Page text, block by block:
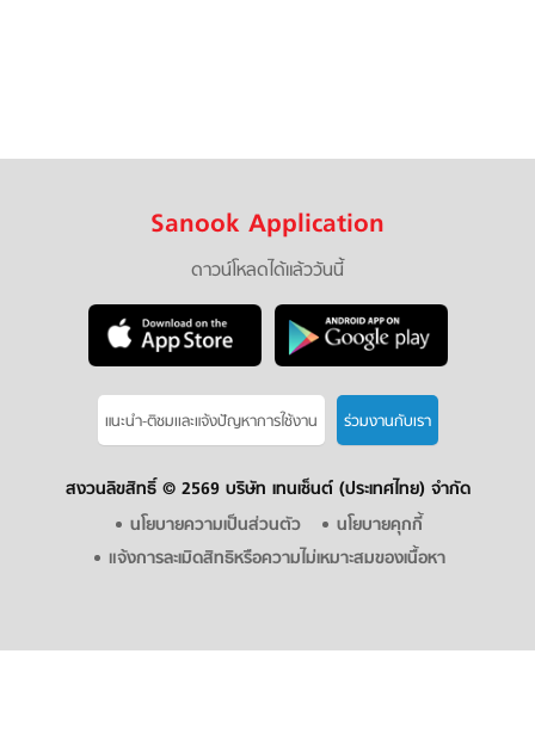
Sanook Application
ดาวน์โหลดได้แล้ววันนี้
แนะนำ-ติชมเเละแจ้งปัญหาการใช้งาน ร่วมงานกับเรา
สงวนลิขสิทธิ์ © 2569 บริษัท เทนเซ็นต์ (ประเทศไทย) จำกัด
นโยบายความเป็นส่วนตัว
นโยบายคุกกี้
แจ้งการละเมิดสิทธิหรือความไม่เหมาะสมของเนื้อหา